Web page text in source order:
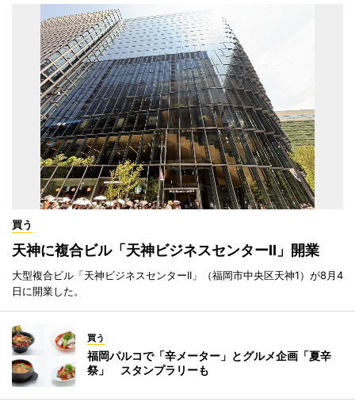
買う
天神に複合ビル「天神ビジネスセンターII」開業
大型複合ビル「天神ビジネスセンターII」（福岡市中央区天神1）が8月4
日に開業した。
買う
福岡パルコで「辛メーター」とグルメ企画「夏辛
祭」 スタンプラリーも